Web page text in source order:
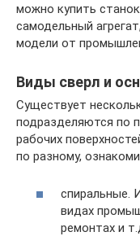
можно купить
самодельный
модели от
Виды сверл и
Существует
подразделяются по
рабочих
по разному,
спиральные.
видах
ремонтах и